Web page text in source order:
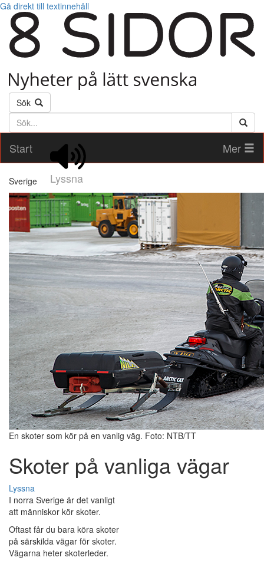
Gå direkt till textinnehåll
Sök
Söktext
Start
Lyssna
Mer
Sverige
En skoter som kör på en vanlig väg. Foto: NTB/TT
Skoter på vanliga vägar
Lyssna
I norra Sverige är det vanligt
att människor kör skoter.
Oftast får du bara köra skoter
på särskilda vägar för skoter.
Vägarna heter skoterleder.